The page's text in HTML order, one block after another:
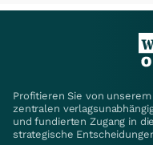
Profitieren Sie von
zentralen
und fundierten Zugang in
strategische